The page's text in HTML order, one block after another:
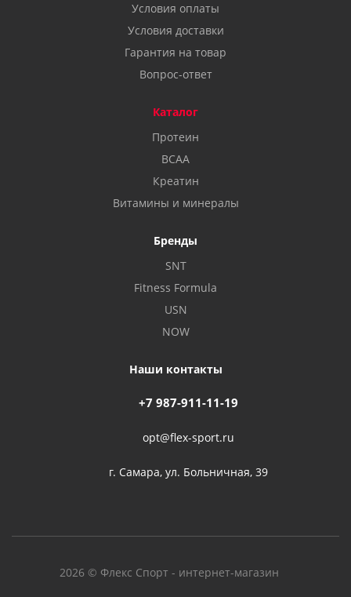
Условия оплаты
Условия доставки
Гарантия на товар
Вопрос-ответ
Каталог
Протеин
BCAA
Креатин
Витамины и минералы
Бренды
SNT
Fitness Formula
USN
NOW
Наши контакты
+7 987-911-11-19
opt@flex-sport.ru
г. Самара, ул. Больничная, 39
2026 © Флекс Спорт - интернет-магазин